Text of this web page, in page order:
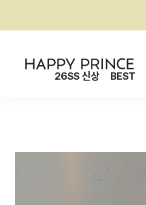
26SS 신상 BEST